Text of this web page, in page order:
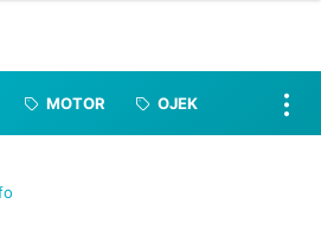
MOTOR OJEK